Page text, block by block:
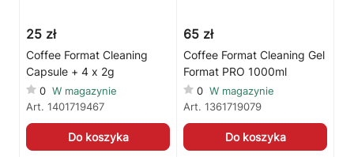
25 zł
Coffee Format Cleaning
Capsule + 4 x 2g
0 W magazynie
Art. 1401719467
Do koszyka
65 zł
Coffee Format Cleaning Gel
Format PRO 1000ml
0 W magazynie
Art. 1361719079
Do koszyka
🗹Reklamacja naprawy 📦 Reklamacja towaru